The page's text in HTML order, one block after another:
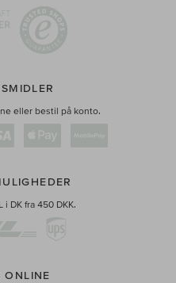
eller bestil på konto.
i DK fra 450 DKK.